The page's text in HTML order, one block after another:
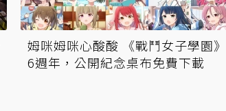
姆咪姆咪心酸酸 《戰鬥女子學園》
6週年，公開紀念桌布免費下載